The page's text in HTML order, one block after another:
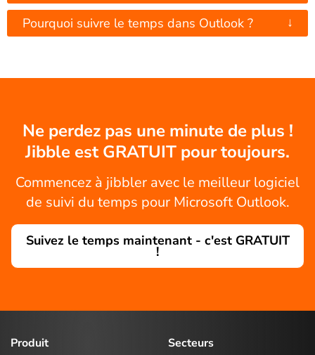
Pourquoi suivre le temps dans Outlook ? ↓
Ne perdez pas une minute de plus !
Jibble est GRATUIT pour toujours.
Commencez à jibbler avec le meilleur logiciel
de suivi du temps pour Microsoft Outlook.
Suivez le temps maintenant - c'est GRATUIT
!
Produit
Secteurs